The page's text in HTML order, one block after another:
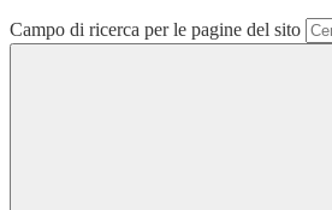
Campo di ricerca per le pagine del sito